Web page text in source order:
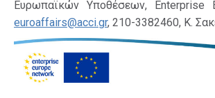
Ευρωπαϊκών Υποθέσεων, Enterprise
euroaffairs@acci.gr, 210-3382460, Κ.